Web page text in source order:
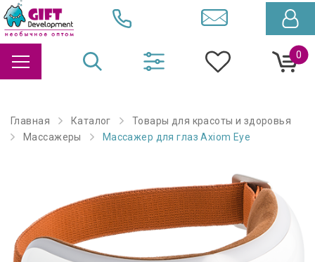
0
Главная Каталог
Товары для красоты и здоровья
Массажеры
Массажер для глаз Axiom Eye